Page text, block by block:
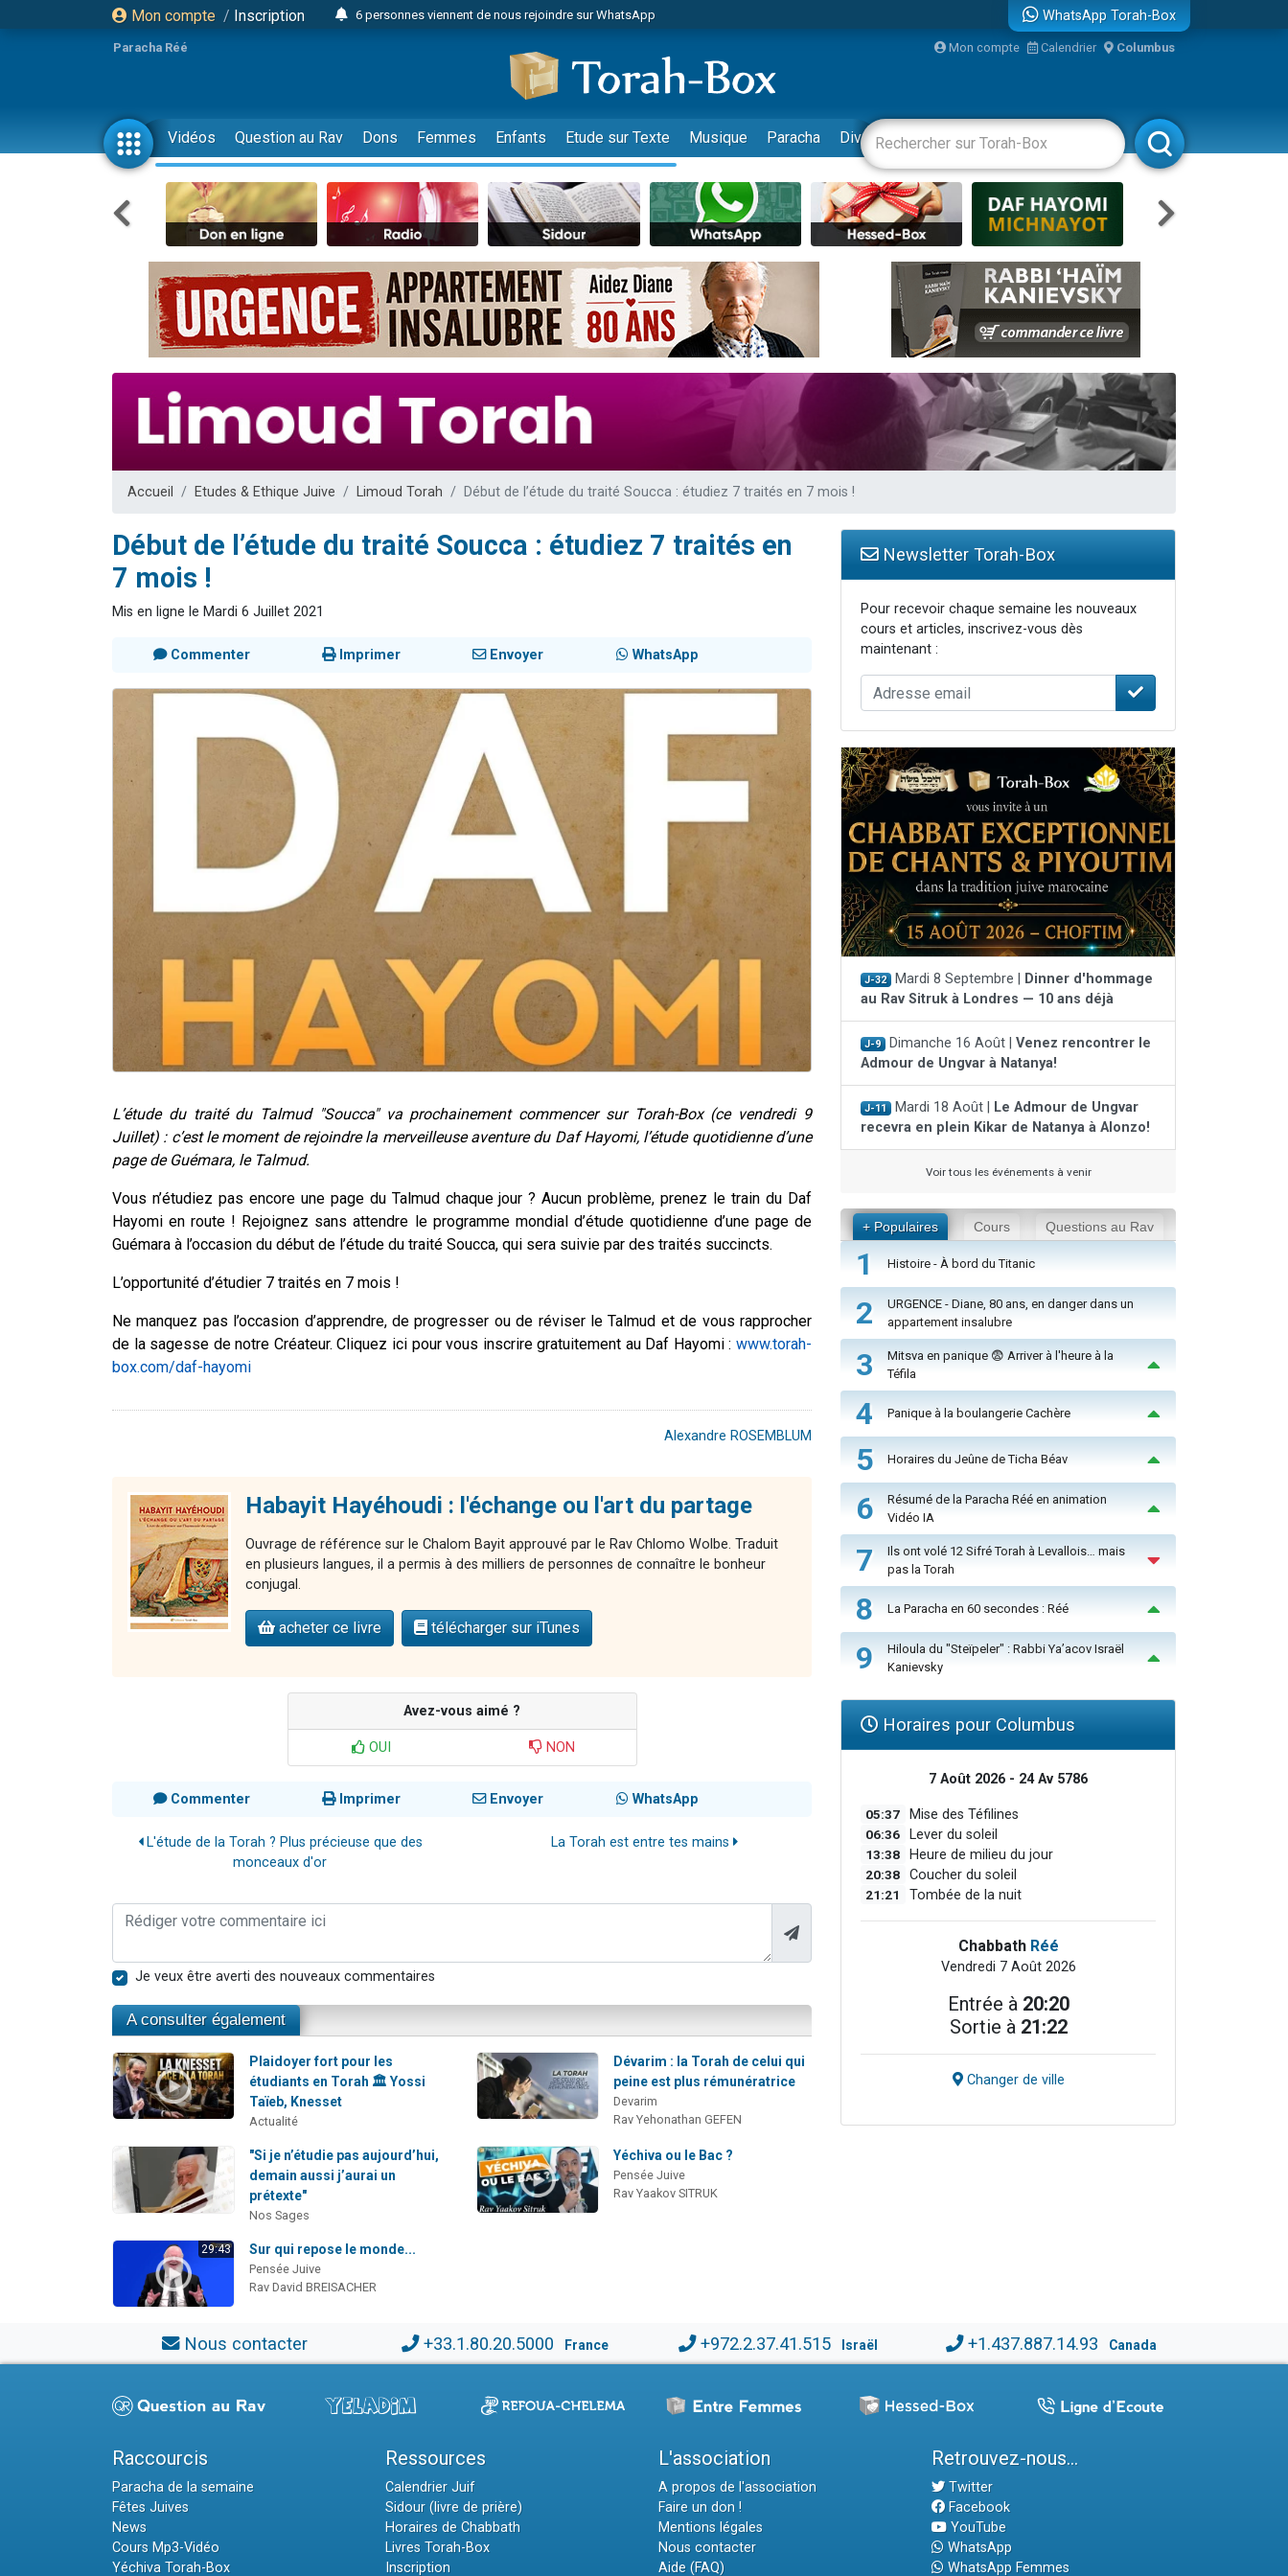
Mon compte / Inscription
6 personnes viennent de nous rejoindre sur WhatsApp
2 personnes viennent de faire un don pour 1 Journée de Vacances Pour les Enfants
17 personnes viennent de demander une bénédiction
4 personnes viennent de nous rejoindre sur WhatsApp
Il reste 49 places pour étudier en groupe sur Zoom
23 personnes viennent de faire un don pour Diane, 80 ans, dans un appartement insalubre
Eva vient de donner son Maasser
4 personnes viennent de nous rejoindre sur WhatsApp
3 personnes viennent de nous rejoindre sur WhatsApp
3 personnes viennent de faire un don pour 5 jours de vacances aux Orphelins
Odaya vient de donner son Maasser
13 personnes viennent de demander une bénédiction
30 personnes viennent de faire un don pour Sauvez la jambe de Yohan
Il reste 49 places pour étudier en groupe sur Zoom
12 nouvelles musiques dans Torah-Box Music
2 personnes viennent de nous rejoindre sur WhatsApp
WhatsApp Torah-Box
Paracha Réé Mon compte Calendrier Columbus
Vidéos Question au Rav Dons Femmes Enfants Etude sur Texte Musique Paracha Divertissements Livres Rabbanim
Accueil Etudes & Ethique Juive Limoud Torah Début de l’étude du traité Soucca : étudiez 7 traités en 7 mois !
Début de l’étude du traité Soucca : étudiez 7 traités en
7 mois !
Mis en ligne le Mardi 6 Juillet 2021
Commenter Imprimer Envoyer WhatsApp
L’étude du traité du Talmud "Soucca" va prochainement commencer sur Torah-Box (ce vendredi 9
Juillet) : c’est le moment de rejoindre la merveilleuse aventure du Daf Hayomi, l’étude quotidienne d’une
page de Guémara, le Talmud.
Vous n’étudiez pas encore une page du Talmud chaque jour ? Aucun problème, prenez le train du Daf
Hayomi en route ! Rejoignez sans attendre le programme mondial d’étude quotidienne d’une page de
Guémara à l’occasion du début de l’étude du traité Soucca, qui sera suivie par des traités succincts.
L’opportunité d’étudier 7 traités en 7 mois !
Ne manquez pas l’occasion d’apprendre, de progresser ou de réviser le Talmud et de vous rapprocher
de la sagesse de notre Créateur. Cliquez ici pour vous inscrire gratuitement au Daf Hayomi : www.torah-
box.com/daf-hayomi
Alexandre ROSEMBLUM
Habayit Hayéhoudi : l'échange ou l'art du partage
Ouvrage de référence sur le Chalom Bayit approuvé par le Rav Chlomo Wolbe. Traduit
en plusieurs langues, il a permis à des milliers de personnes de connaître le bonheur
conjugal.
acheter ce livre télécharger sur iTunes
Avez-vous aimé ?
OUI NON
Commenter Imprimer Envoyer WhatsApp
L'étude de la Torah ? Plus précieuse que des
monceaux d'or
La Torah est entre tes mains
Je veux être averti des nouveaux commentaires
A consulter également
Plaidoyer fort pour les
étudiants en Torah 🏛️ Yossi
Taïeb, Knesset
Actualité
Dévarim : la Torah de celui qui
peine est plus rémunératrice
Devarim
Rav Yehonathan GEFEN
"Si je n’étudie pas aujourd’hui,
demain aussi j’aurai un
prétexte"
Nos Sages
Yéchiva ou le Bac ?
Pensée Juive
Rav Yaakov SITRUK
29:43 Sur qui repose le monde...
Pensée Juive
Rav David BREISACHER
Newsletter Torah-Box
Pour recevoir chaque semaine les nouveaux
cours et articles, inscrivez-vous dès
maintenant :
J-32 Mardi 8 Septembre |
Dinner d'hommage
au Rav Sitruk à Londres — 10 ans déjà
J-9 Dimanche 16 Août | Venez rencontrer le
Admour de Ungvar à Natanya!
J-11 Mardi 18 Août |
Le Admour de Ungvar
recevra en plein Kikar de Natanya à Alonzo!
Voir tous les événements à venir
+ Populaires Cours Questions au Rav
1 Histoire - À bord du Titanic
2
URGENCE - Diane, 80 ans, en danger dans un
appartement insalubre
3
Mitsva en panique 😨 Arriver à l'heure à la
Téfila
4 Panique à la boulangerie Cachère
5 Horaires du Jeûne de Ticha Béav
6
Résumé de la Paracha Réé en animation
Vidéo IA
7
Ils ont volé 12 Sifré Torah à Levallois… mais
pas la Torah
8 La Paracha en 60 secondes : Réé
9
Hiloula du "Steïpeler" : Rabbi Ya’acov Israël
Kanievsky
Horaires pour Columbus
7 Août 2026 - 24 Av 5786
05:37 Mise des Téfilines
06:36 Lever du soleil
13:38 Heure de milieu du jour
20:38 Coucher du soleil
21:21 Tombée de la nuit
Chabbath Réé
Vendredi 7 Août 2026
Entrée à 20:20
Sortie à 21:22
Changer de ville
Nous contacter +33.1.80.20.5000 France +972.2.37.41.515 Israël +1.437.887.14.93 Canada
Raccourcis
Paracha de la semaine
Fêtes Juives
News
Cours Mp3-Vidéo
Yéchiva Torah-Box
Ressources
Calendrier Juif
Sidour (livre de prière)
Horaires de Chabbath
Livres Torah-Box
Inscription
L'association
A propos de l'association
Faire un don !
Mentions légales
Nous contacter
Aide (FAQ)
Retrouvez-nous...
Twitter
Facebook
YouTube
WhatsApp
WhatsApp Femmes